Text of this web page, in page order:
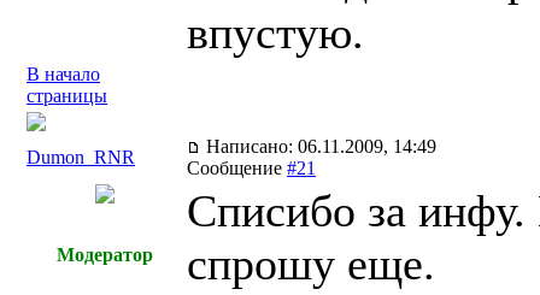
впустую.
В начало
страницы
Dumon_RNR
Написано: 06.11.2009, 14:49
Сообщение #21
Модератор
Списибо за инфу.
спрошу еще.